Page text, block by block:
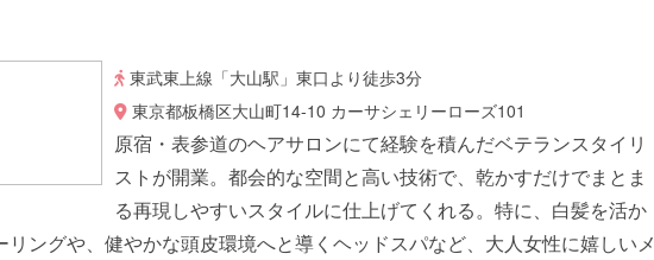
東武東上線「大山駅」東口より徒歩3分
東京都板橋区大山町14-10 カーサシェリーローズ101
原宿・表参道のヘアサロンにて経験を積んだベテランスタイリ
ストが開業。都会的な空間と高い技術で、乾かすだけでまとま
る再現しやすいスタイルに仕上げてくれる。特に、白髪を活か
リングや、健やかな頭皮環境へと導くヘッドスパなど、大人女性に嬉しいメ